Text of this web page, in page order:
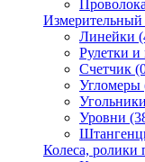
Измерительный
Линейки
Рулетки
Счетчик
Угломеры
Уровни
Колеса, ролики